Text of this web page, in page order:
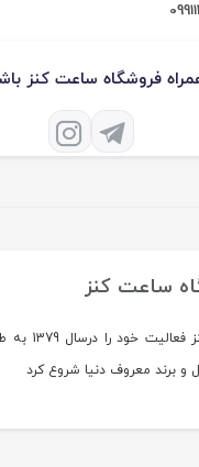
فروشگاه ساعت کنز
ساعت کنز
فروشگاه
و برند معروف دنیا شروع کرد